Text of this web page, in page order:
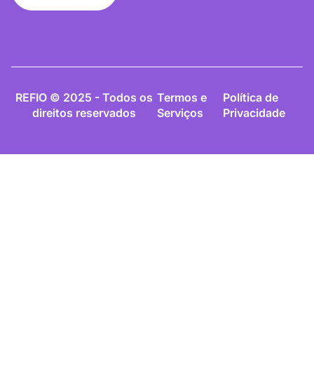
REFIO © 2025 - Todos os
direitos reservados
Termos e
Serviços
Política de
Privacidade